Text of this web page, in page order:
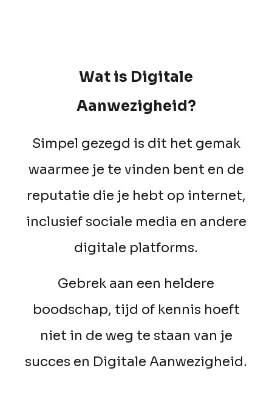
Wat is Digitale
Aanwezigheid?
Simpel gezegd is dit het gemak
waarmee je te vinden bent en de
reputatie die je hebt op internet,
inclusief sociale media en andere
digitale platforms.
Gebrek aan een heldere
boodschap, tijd of kennis hoeft
niet in de weg te staan van je
succes en Digitale Aanwezigheid.